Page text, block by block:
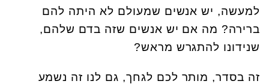
למעשה, יש אנשים שמעולם לא היתה להם
ברירה? מה אם יש אנשים שזה בדם שלהם,
שנידונו להתגרש מראש?
זה בסדר, מותר לכם לגחך, גם לנו זה נשמע